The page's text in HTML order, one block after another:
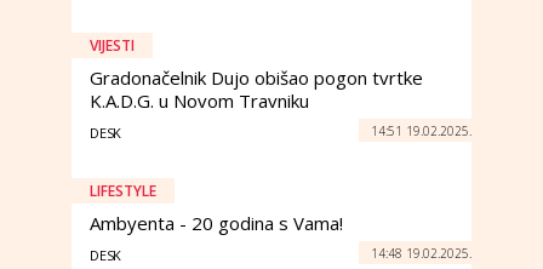
VIJESTI
Gradonačelnik Dujo obišao pogon tvrtke
K.A.D.G. u Novom Travniku
DESK 14:51 19.02.2025.
LIFESTYLE
Ambyenta - 20 godina s Vama!
DESK 14:48 19.02.2025.